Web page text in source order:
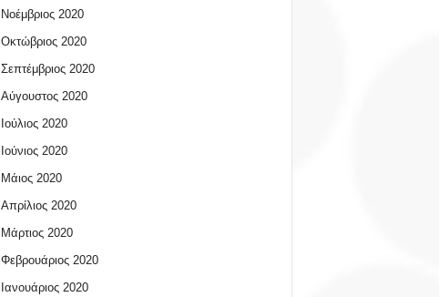
Νοέμβριος 2020
Οκτώβριος 2020
Σεπτέμβριος 2020
Αύγουστος 2020
Ιούλιος 2020
Ιούνιος 2020
Μάιος 2020
Απρίλιος 2020
Μάρτιος 2020
Φεβρουάριος 2020
Ιανουάριος 2020